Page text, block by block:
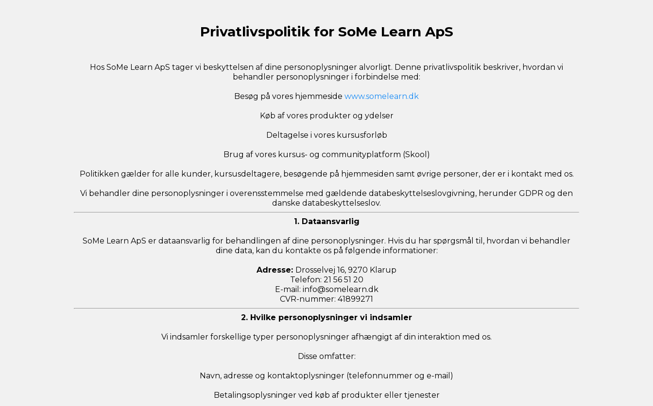
Privatlivspolitik for SoMe Learn ApS
Hos SoMe Learn ApS tager vi beskyttelsen af dine personoplysninger alvorligt. Denne privatlivspolitik beskriver, hvordan vi
behandler personoplysninger i forbindelse med:
Besøg på vores hjemmeside www.somelearn.dk
Køb af vores produkter og ydelser
Deltagelse i vores kursusforløb
Brug af vores kursus- og communityplatform (Skool)
Politikken gælder for alle kunder, kursusdeltagere, besøgende på hjemmesiden samt øvrige personer, der er i kontakt med os.
Vi behandler dine personoplysninger i overensstemmelse med gældende databeskyttelseslovgivning, herunder GDPR og den
danske databeskyttelseslov.
1. Dataansvarlig
SoMe Learn ApS er dataansvarlig for behandlingen af dine personoplysninger. Hvis du har spørgsmål til, hvordan vi behandler
dine data, kan du kontakte os på følgende informationer:
Adresse: Drosselvej 16, 9270 Klarup
Telefon: 21 56 51 20
E-mail: info@somelearn.dk
CVR-nummer: 41899271
2. Hvilke personoplysninger vi indsamler
Vi indsamler forskellige typer personoplysninger afhængigt af din interaktion med os.
Disse omfatter:
Navn, adresse og kontaktoplysninger (telefonnummer og e-mail)
Betalingsoplysninger ved køb af produkter eller tjenester